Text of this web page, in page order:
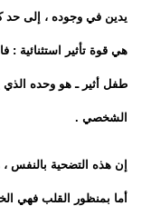
يدين في وجوده ، إلى حد
هي قوة تأثير استثنائية :
طفل أثير ـ هو وحده الذي
الشخصي .
إن هذه التضحية بالنفس
أما بمنظور القلب فهي